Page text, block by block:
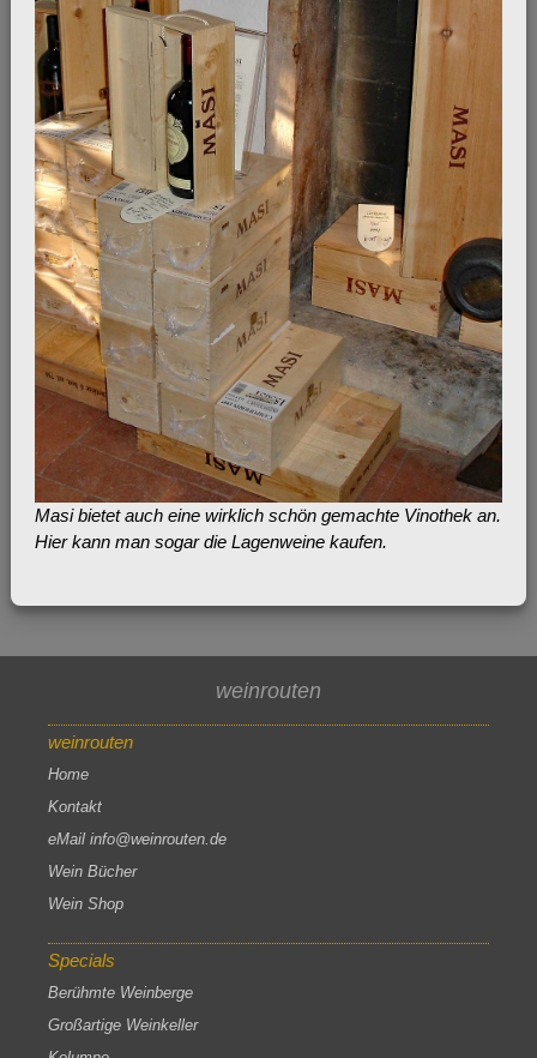
Masi bietet auch eine wirklich schön gemachte Vinothek an.
Hier kann man sogar die Lagenweine kaufen.
weinrouten
weinrouten
Home
Kontakt
eMail info@weinrouten.de
Wein Bücher
Wein Shop
Specials
Berühmte Weinberge
Großartige Weinkeller